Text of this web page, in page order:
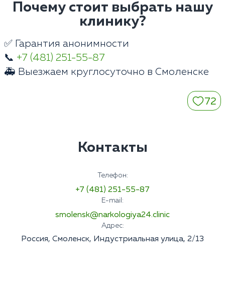
Почему стоит выбрать нашу
клинику?
✅ Гарантия анонимности
📞 +7 (481) 251-55-87
🚑 Выезжаем круглосуточно в Смоленске
72
Контакты
Телефон:
+7 (481) 251-55-87
E-mail:
smolensk@narkologiya24.clinic
Адрес:
Россия, Смоленск, Индустриальная улица, 2/13